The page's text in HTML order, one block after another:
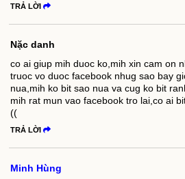
TRẢ LỜI
Nặc danh
co ai giup mih duoc ko,mih xin cam on
truoc vo duoc facebook nhug sao bay
nua,mih ko bit sao nua va cug ko bit
mih rat mun vao facebook tro lai,co ai
((
TRẢ LỜI
Minh Hùng